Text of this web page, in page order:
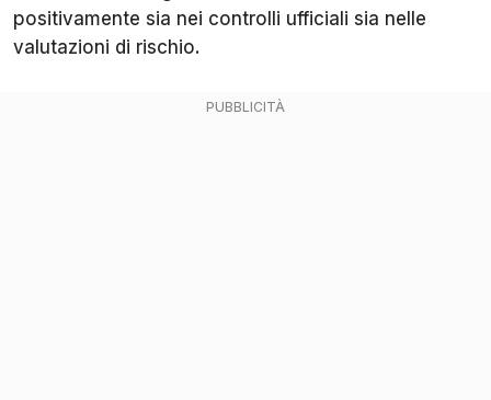
positivamente sia nei controlli ufficiali sia nelle
valutazioni di rischio.